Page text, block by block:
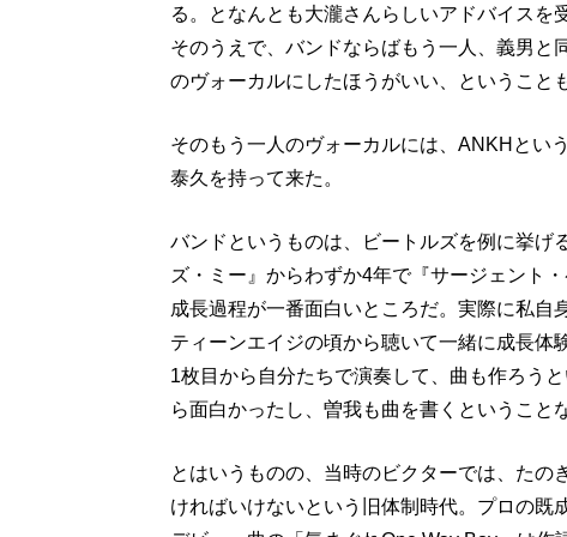
る。となんとも大瀧さんらしいアドバイスを
そのうえで、バンドならばもう一人、義男と
のヴォーカルにしたほうがいい、ということ
そのもう一人のヴォーカルには、ANKHとい
泰久を持って来た。
バンドというものは、ビートルズを例に挙げ
ズ・ミー』からわずか4年で『サージェント
成長過程が一番面白いところだ。実際に私自
ティーンエイジの頃から聴いて一緒に成長体
1枚目から自分たちで演奏して、曲も作ろう
ら面白かったし、曽我も曲を書くということ
とはいうものの、当時のビクターでは、たの
ければいけないという旧体制時代。プロの既